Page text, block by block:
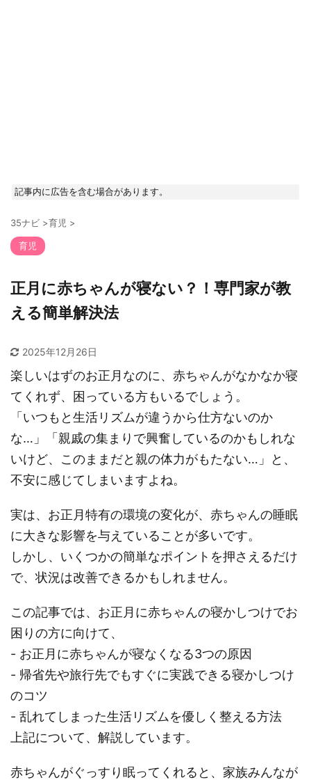
記事内に広告を含む場合があります。
35ナビ >育児 >
育児
正月に赤ちゃんが寝ない？！専門家が教
える簡単解決法
2025年12月26日
楽しいはずのお正月なのに、赤ちゃんがなかなか寝
てくれず、困っている方もいるでしょう。
「いつもと生活リズムが違うから仕方ないのか
な…」「親戚の集まりで興奮しているのかもしれな
いけど、このままだと親の体力がもたない…」と、
不安に感じてしまいますよね。
実は、お正月特有の環境の変化が、赤ちゃんの睡眠
に大きな影響を与えていることが多いです。
しかし、いくつかの簡単なポイントを押さえるだけ
で、状況は改善できるかもしれません。
この記事では、お正月に赤ちゃんの寝かしつけでお
困りの方に向けて、
- お正月に赤ちゃんが寝なくなる3つの原因
- 帰省先や旅行先でもすぐに実践できる寝かしつけ
のコツ
- 乱れてしまった生活リズムを優しく整える方法
上記について、解説しています。
赤ちゃんがぐっすり眠ってくれると、家族みんなが